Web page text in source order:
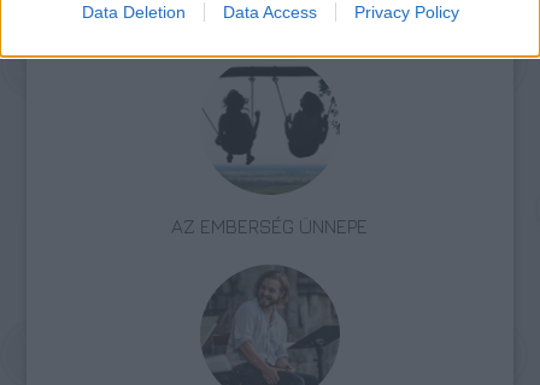
Data Deletion Data Access Privacy Policy
ÁTADTÁK A SZÍNIKRITIKUSOK DÍJÁT
AZ EMBERSÉG ÜNNEPE